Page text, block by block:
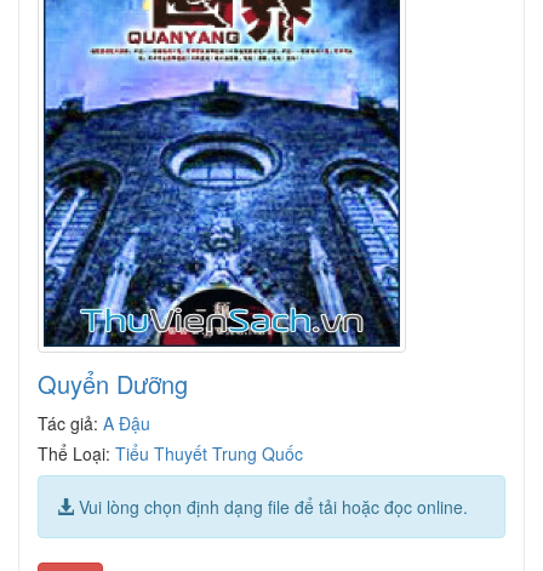
Quyển Dưỡng
Tác giả: A Đậu
Thể Loại: Tiểu Thuyết Trung Quốc
Vui lòng chọn định dạng file để tải hoặc đọc online.